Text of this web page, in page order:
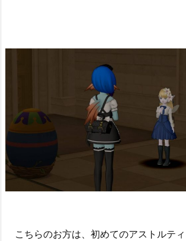
こちらのお方は、初めてのアストルテ